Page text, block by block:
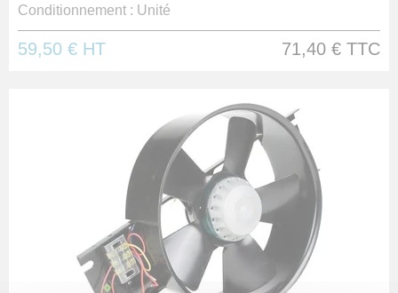
Conditionnement : Unité
59,50 € HT 71,40 € TTC